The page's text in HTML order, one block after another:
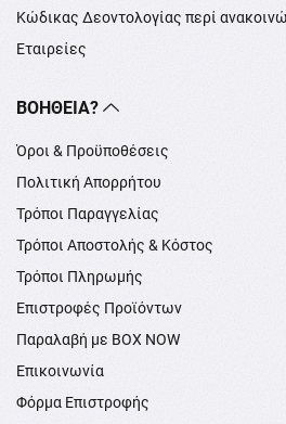
Κώδικας Δεοντολογίας περί
Εταιρείες
ΒΟΉΘΕΙΑ?
Όροι & Προϋποθέσεις
Πολιτική Απορρήτου
Τρόποι Παραγγελίας
Τρόποι Αποστολής & Κόστος
Τρόποι Πληρωμής
Επιστροφές Προϊόντων
Παραλαβή με BOX NOW
Επικοινωνία
Φόρμα Επιστροφής